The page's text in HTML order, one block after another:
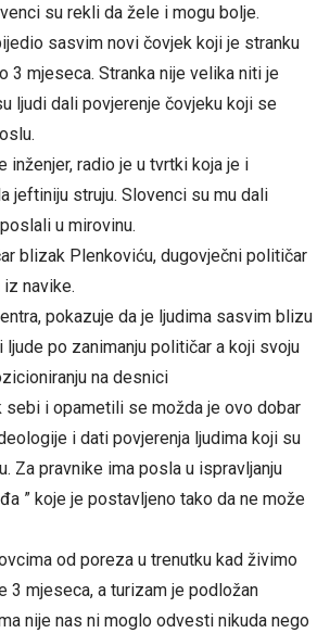
su rekli da žele i mogu bolje.
sasvim novi čovjek koji je stranku
3 mjeseca. Stranka nije velika niti je
ljudi dali povjerenje čovjeku koji se
inženjer, radio je u tvrtki koja je i
jeftiniju struju. Slovenci su mu dali
u mirovinu.
blizak Plenkoviću, dugovječni političar
navike.
pokazuje da je ljudima sasvim blizu
po zanimanju političar a koji svoju
na desnici
sebi i opametili se možda je ovo dobar
i dati povjerenja ljudima koji su
Za pravnike ima posla u ispravljanju
” koje je postavljeno tako da ne može
od poreza u trenutku kad živimo
3 mjeseca, a turizam je podložan
nije nas ni moglo odvesti nikuda nego